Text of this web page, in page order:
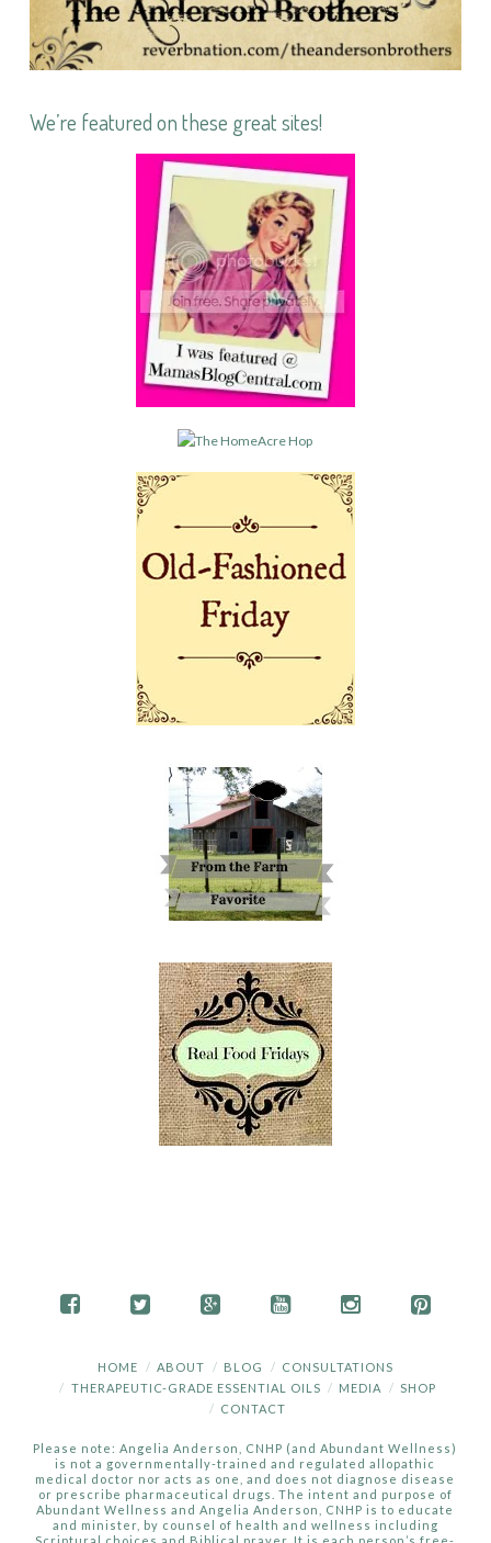
We’re featured on these great sites!
HOME ABOUT BLOG
CONSULTATIONS
THERAPEUTIC-GRADE ESSENTIAL OILS
MEDIA
SHOP
CONTACT
Please note: Angelia Anderson, CNHP (and Abundant Wellness)
is not a governmentally-trained and regulated allopathic
medical doctor nor acts as one, and does not diagnose disease
or prescribe pharmaceutical drugs. The intent and purpose of
Abundant Wellness and Angelia Anderson, CNHP is to educate
and minister, by counsel of health and wellness including
Scriptural choices and Biblical prayer. It is each person’s free-